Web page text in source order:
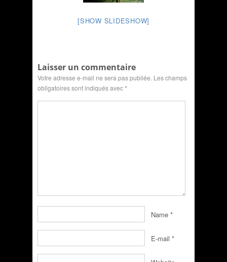
[SHOW SLIDESHOW]
Laisser un commentaire
Votre adresse e-mail ne sera pas publiée. Les champs
obligatoires sont indiqués avec*
Name *
E-mail *